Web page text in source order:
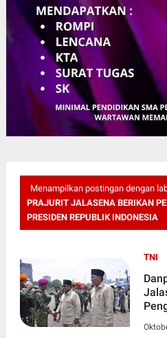
Menampilkan postingan dengan
PRAJURIT JALASENA BERIKAN
PRESIDEN REPUBLIK INDONESIA
TNI